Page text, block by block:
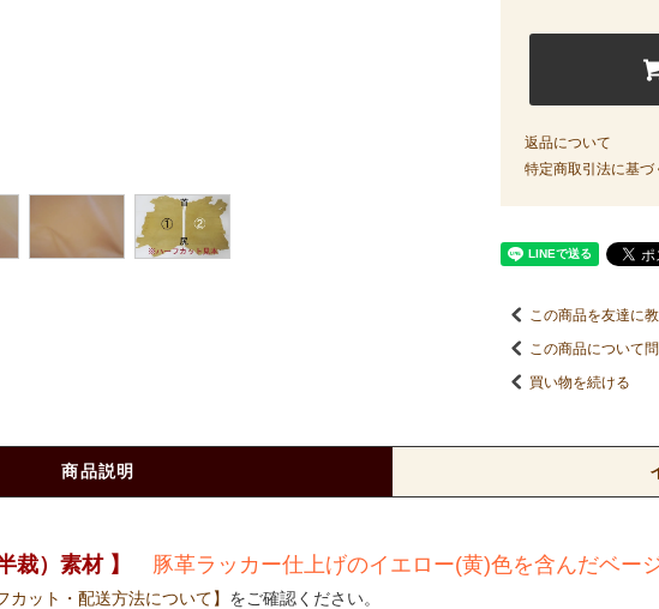
返品について
特定商取引法に基づ
この商品を友達に
この商品について
買い物を続ける
商品説明
裁）素材 】 豚革ラッカー仕上げのイエロー(黄)色を含んだベージ
カット・配送方法について】 をご確認ください。